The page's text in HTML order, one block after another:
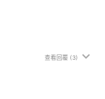
查看回覆 (3)